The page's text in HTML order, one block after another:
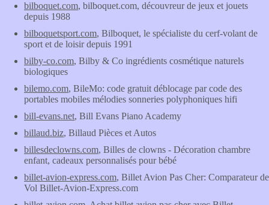
bilboquet.com, bilboquet.com, découvreur de jeux et jouets
depuis 1988
bilboquetsport.com, Bilboquet, le spécialiste du cerf-volant de
sport et de loisir depuis 1991
bilby-co.com, Bilby & Co ingrédients cosmétique naturels
biologiques
bilemo.com, BileMo: code gratuit déblocage par code des
portables mobiles mélodies sonneries polyphoniques hifi
bill-evans.net, Bill Evans Piano Academy
billaud.biz, Billaud Pièces et Autos
billesdeclowns.com, Billes de clowns - Décoration chambre
enfant, cadeaux personnalisés pour bébé
billet-avion-express.com, Billet Avion Pas Cher: Comparateur de
Vol Billet-Avion-Express.com